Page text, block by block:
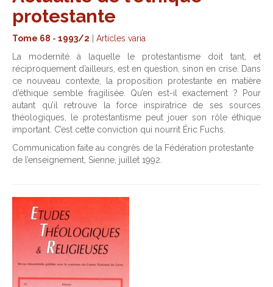
protestante
Tome 68 - 1993/2
Articles varia
La modernité à laquelle le protestantisme doit tant, et
réciproquement d’ailleurs, est en question, sinon en crise. Dans
ce nouveau contexte, la proposition protestante en matière
d’éthique semble fragilisée. Qu’en est-il exactement ? Pour
autant qu’il retrouve la force inspiratrice de ses sources
théologiques, le protestantisme peut jouer son rôle éthique
important. C’est cette conviction qui nourrit Éric Fuchs.
Communication faite au congrès de la Fédération protestante
de l’enseignement, Sienne, juillet 1992.